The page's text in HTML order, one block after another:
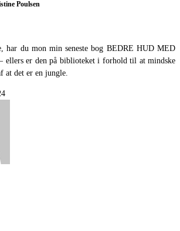
Poulsen
har du mon min seneste bog BEDRE HUD MED
ellers er den på biblioteket i forhold til at mindske
at det er en jungle.